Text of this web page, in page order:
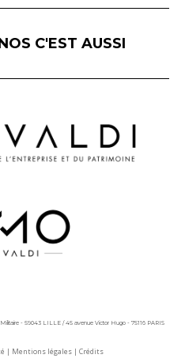
C'EST AUSSI
- 59043 LILLE / 45 avenue Victor Hugo - 75116 PARIS
| Mentions légales | Crédits